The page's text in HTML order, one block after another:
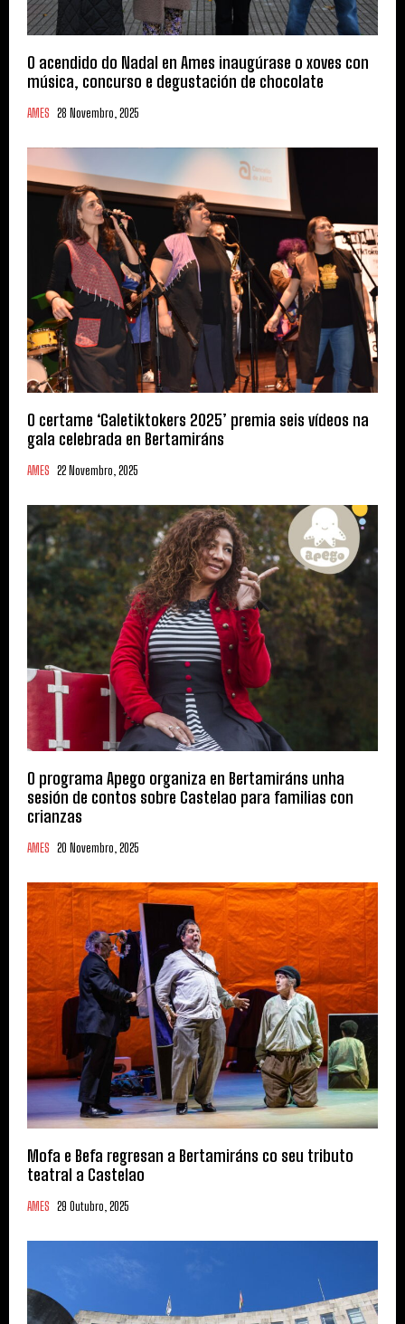
O acendido do Nadal en Ames inaugúrase o xoves con
música, concurso e degustación de chocolate
AMES 28 Novembro, 2025
O certame ‘Galetiktokers 2025’ premia seis vídeos na
gala celebrada en Bertamiráns
AMES 22 Novembro, 2025
O programa Apego organiza en Bertamiráns unha
sesión de contos sobre Castelao para familias con
crianzas
AMES 20 Novembro, 2025
Mofa e Befa regresan a Bertamiráns co seu tributo
teatral a Castelao
AMES 29 Outubro, 2025